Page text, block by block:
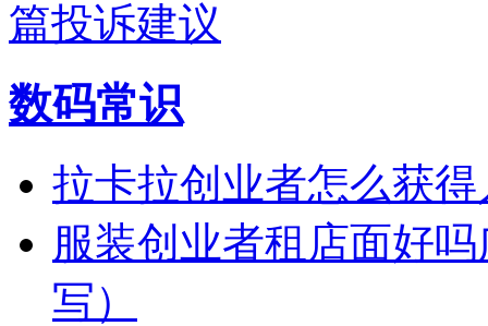
篇投诉建议
数码常识
拉卡拉创业者怎么获
服装创业者租店面好
写）